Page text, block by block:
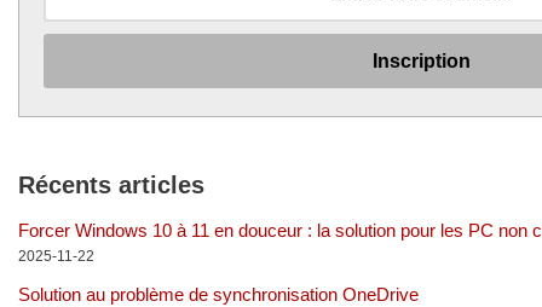
Récents articles
Forcer Windows 10 à 11 en douceur : la solution pour les PC non
2025-11-22
Solution au problème de synchronisation OneDrive